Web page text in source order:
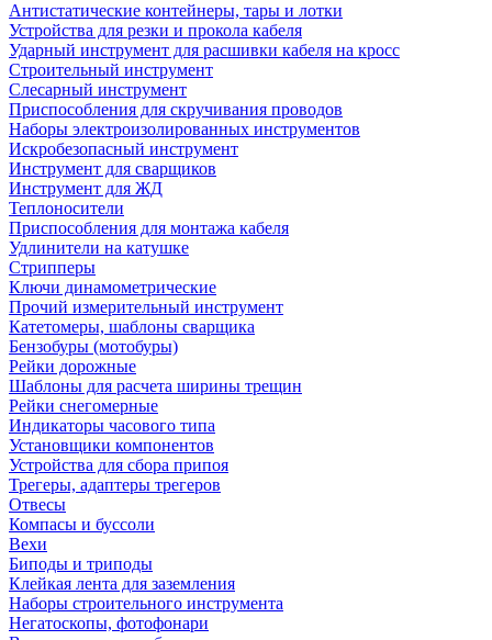
Антистатические контейнеры, тары и лотки
Устройства для резки и прокола кабеля
Ударный инструмент для расшивки кабеля на кросс
Строительный инструмент
Слесарный инструмент
Приспособления для скручивания проводов
Наборы электроизолированных инструментов
Искробезопасный инструмент
Инструмент для сварщиков
Инструмент для ЖД
Теплоносители
Приспособления для монтажа кабеля
Удлинители на катушке
Стрипперы
Ключи динамометрические
Прочий измерительный инструмент
Катетомеры, шаблоны сварщика
Бензобуры (мотобуры)
Рейки дорожные
Шаблоны для расчета ширины трещин
Рейки снегомерные
Индикаторы часового типа
Установщики компонентов
Устройства для сбора припоя
Трегеры, адаптеры трегеров
Отвесы
Компасы и буссоли
Вехи
Биподы и триподы
Клейкая лента для заземления
Наборы строительного инструмента
Негатоскопы, фотофонари